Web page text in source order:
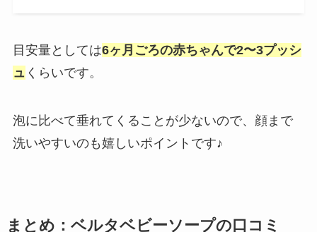
目安量としては6ヶ月ごろの赤ちゃんで2〜3プッシ
ュ くらいです。
泡に比べて垂れてくることが少ないので、顔まで
洗いやすいのも嬉しいポイントです♪
まとめ：ベルタベビーソープの口コミ